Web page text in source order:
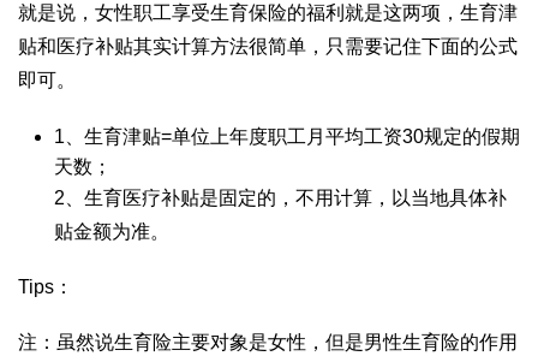
就是说，女性职工享受生育保险的福利就是这两项，生育津
贴和医疗补贴其实计算方法很简单，只需要记住下面的公式
即可。
1、生育津贴=单位上年度职工月平均工资30规定的假期
天数；
2、生育医疗补贴是固定的，不用计算，以当地具体补
贴金额为准。
Tips：
注：虽然说生育险主要对象是女性，但是男性生育险的作用